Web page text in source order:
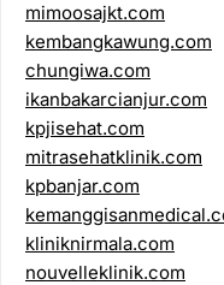
mimoosajkt.com
kembangkawung.com
chungiwa.com
ikanbakarcianjur.com
kpjisehat.com
mitrasehatklinik.com
kpbanjar.com
kliniknirmala.com
nouvelleklinik.com